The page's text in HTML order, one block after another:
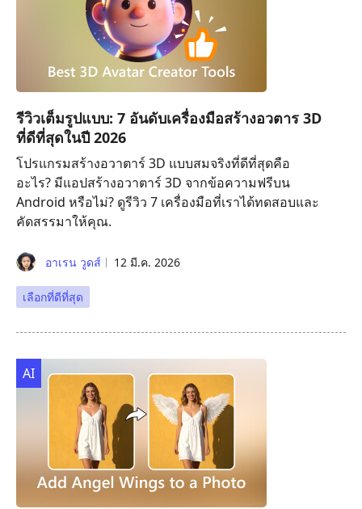
รีวิวเต็มรูปแบบ: 7 อันดับเครื่องมือสร้างอวตาร 3D
ที่ดีที่สุดในปี 2026
โปรแกรมสร้างอวาตาร์ 3D แบบสมจริงที่ดีที่สุดคือ
อะไร? มีแอปสร้างอวาตาร์ 3D จากข้อความฟรีบน
Android หรือไม่? ดูรีวิว 7 เครื่องมือที่เราได้ทดสอบและ
คัดสรรมาให้คุณ.
อาเรน วูดส์ 12 มี.ค. 2026
เลือกที่ดีที่สุด
AI